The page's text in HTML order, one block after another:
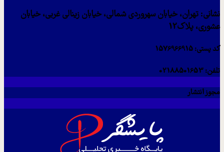
نشانی: تهران، خیابان سهروردی شمالی، خیابان زینالی غربی، خیابان
عشوری، پلاک12
کد پستی: 1576966915
تلفن: 02188501653
مجوز انتشار